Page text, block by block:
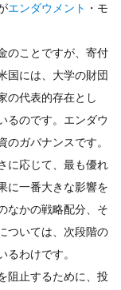
エンダウメント ・モ
のことですが、寄付
国には、大学の財団
の代表的存在とし
るのです。エンダウ
のガバナンスです。
に応じて、最も優れ
に一番大きな影響を
なかの戦略配分、そ
ついては、次段階の
わけです。
阻止するために、投